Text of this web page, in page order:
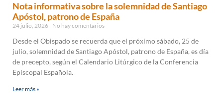
Nota informativa sobre la solemnidad de Santiago
Apóstol, patrono de España
24 julio, 2026 No hay comentarios
Desde el Obispado se recuerda que el próximo sábado, 25 de
julio, solemnidad de Santiago Apóstol, patrono de España, es día
de precepto, según el Calendario Litúrgico de la Conferencia
Episcopal Española.
Leer más »